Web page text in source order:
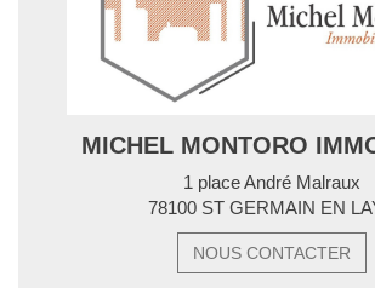
MICHEL MONTORO
1 place André Malraux
78100 ST GERMAIN EN
NOUS CONTACTER